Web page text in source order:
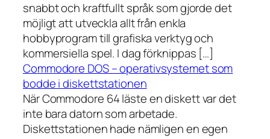
snabbt och kraftfullt språk som gjorde det
möjligt att utveckla allt från enkla
hobbyprogram till grafiska verktyg och
kommersiella spel. I dag förknippas […]
Commodore DOS – operativsystemet som
bodde i diskettstationen
När Commodore 64 läste en diskett var det
inte bara datorn som arbetade.
Diskettstationen hade nämligen en egen